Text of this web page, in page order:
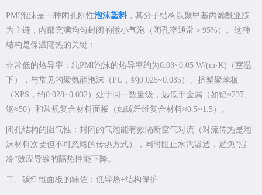
PMI泡沫是一种闭孔刚性泡沫塑料，其分子结构以聚甲基丙烯酰亚胺
为主链，内部充满均匀封闭的微小气泡（闭孔率通常＞95%）。这种
结构是保温隔热的关键：
非常低的热导率：纯PMI泡沫的热导率约为0.03~0.05 W/(m·K)（室温
下），与常见的聚氨酯泡沫（PU，约0.025~0.035）、挤塑聚苯板
（XPS，约0.028~0.032）处于同一数量级，远低于金属（如铝≈237、
钢≈50）和常规复合材料面板（如碳纤维复合材料≈0.5~1.5）。
闭孔结构的阻气性：封闭的气泡能有效隔断空气对流（对流传热是泡
沫材料次要但不可忽略的传热方式），同时阻止水汽渗透，避免“湿
冷”效应导致的隔热性能下降。
二、碳纤维面板的辅佐：低导热+结构保护